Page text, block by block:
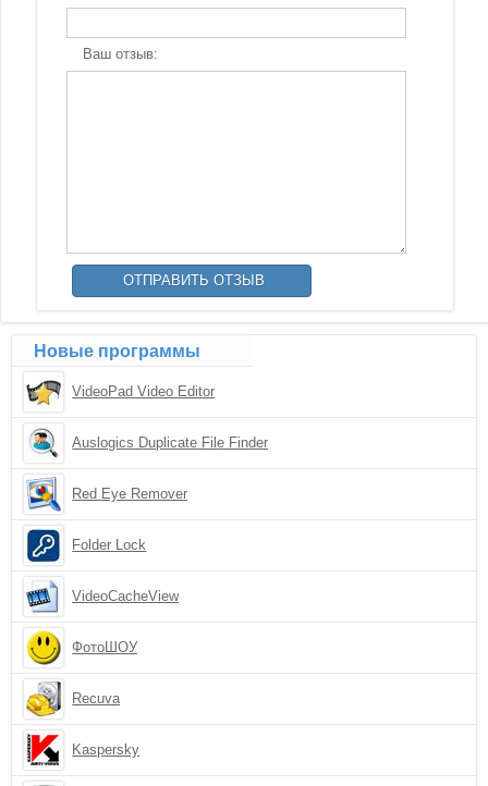
Ваш отзыв:
Новые программы
VideoPad Video Editor
Auslogics Duplicate File Finder
Red Eye Remover
Folder Lock
VideoCacheView
ФотоШОУ
Recuva
Kaspersky